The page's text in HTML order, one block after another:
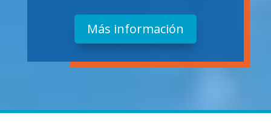
Más información